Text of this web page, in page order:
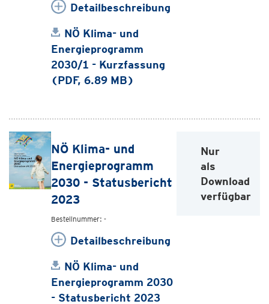
Detailbeschreibung
NÖ Klima- und
Energieprogramm
2030/1 - Kurzfassung
(PDF, 6.89 MB)
NÖ Klima- und
Energieprogramm
2030 - Statusbericht
2023
Bestellnummer: -
Detailbeschreibung
NÖ Klima- und
Energieprogramm 2030
- Statusbericht 2023
Nur
als
Download
verfügbar